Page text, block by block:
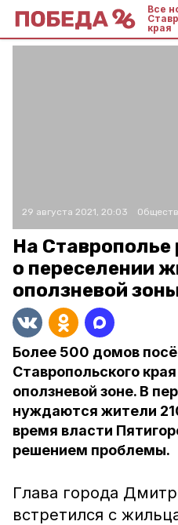
Все
края
29 августа 2021, 20:03
На
о переселении
оползневой
Более 500 домов
Ставропольского
оползневой зоне. В
нуждаются жители
время власти
решением проблемы.
Глава города
встретился с